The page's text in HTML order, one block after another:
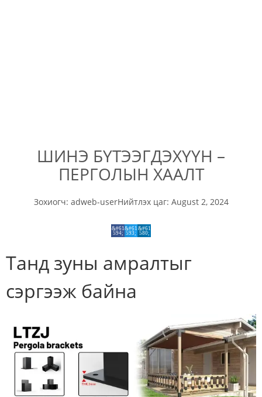
ШИНЭ БҮТЭЭГДЭХҮҮН –
ПЕРГОЛЫН ХААЛТ
Зохиогч: adweb-userНийтлэх цаг: August 2, 2024
Танд зуны амралтыг
сэргээж байна